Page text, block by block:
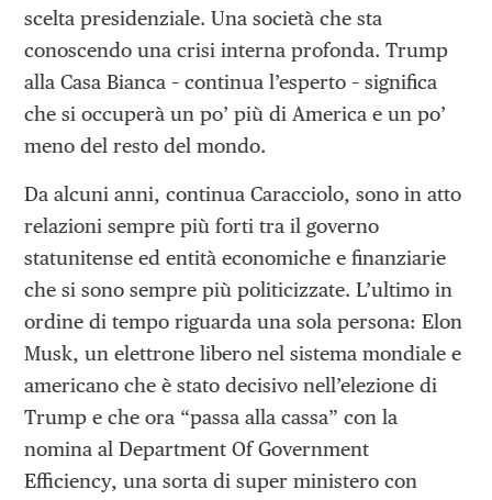
scelta presidenziale. Una società che sta
conoscendo una crisi interna profonda. Trump
alla Casa Bianca – continua l’esperto – significa
che si occuperà un po’ più di America e un po’
meno del resto del mondo.
Da alcuni anni, continua Caracciolo, sono in atto
relazioni sempre più forti tra il governo
statunitense ed entità economiche e finanziarie
che si sono sempre più politicizzate. L’ultimo in
ordine di tempo riguarda una sola persona: Elon
Musk, un elettrone libero nel sistema mondiale e
americano che è stato decisivo nell’elezione di
Trump e che ora “passa alla cassa” con la
nomina al Department Of Government
Efficiency, una sorta di super ministero con